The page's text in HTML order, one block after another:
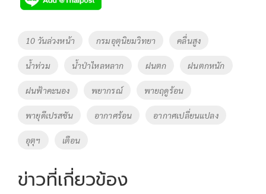
b
o
o
k
er y
Li
n
k
Tags
10 วันล่วงหน้า กรมอุตุนิยมวิทยา คลื่นสูง
น้ำท่วม น้ำป่าไหลหลาก ฝนตก ฝนตกหนัก
ฝนฟ้าคะนอง พยากรณ์ พายฤดูร้อน
พายุดีเปรสชัน อากาศร้อน อากาศเปลี่ยนแปลง
อุตุฯ เตือน
ข่าวที่เกี่ยวข้อง